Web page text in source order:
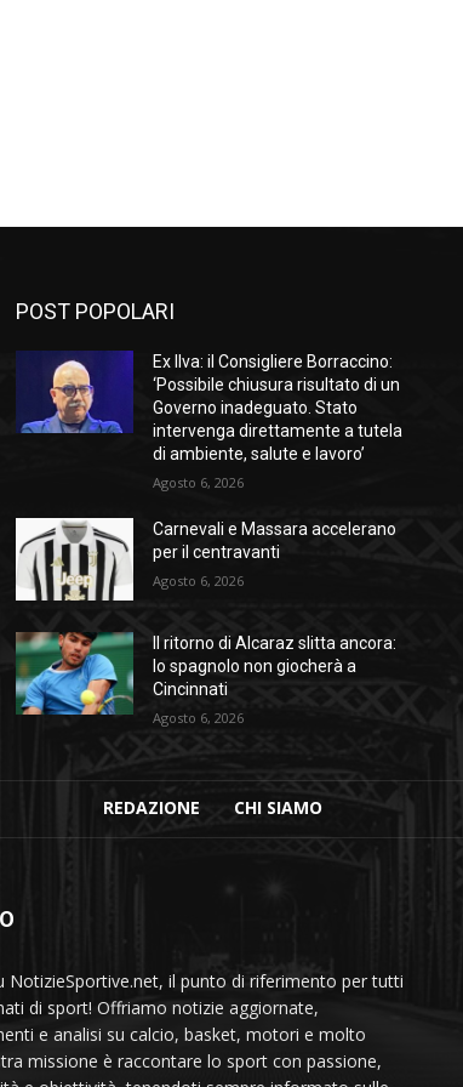
POST POPOLARI
Ex Ilva: il Consigliere Borraccino:
‘Possibile chiusura risultato di un
Governo inadeguato. Stato
intervenga direttamente a tutela
di ambiente, salute e lavoro’
Agosto 6, 2026
Carnevali e Massara accelerano
per il centravanti
Agosto 6, 2026
Il ritorno di Alcaraz slitta ancora:
lo spagnolo non giocherà a
Cincinnati
Agosto 6, 2026
REDAZIONE CHI SIAMO
NotizieSportive.net, il punto di riferimento per tutti
di sport! Offriamo notizie aggiornate,
e analisi su calcio, basket, motori e molto
missione è raccontare lo sport con passione,